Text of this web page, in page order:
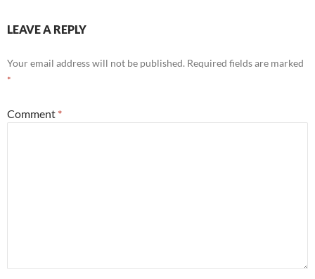
LEAVE A REPLY
Your email address will not be published. Required fields are marked
*
Comment *